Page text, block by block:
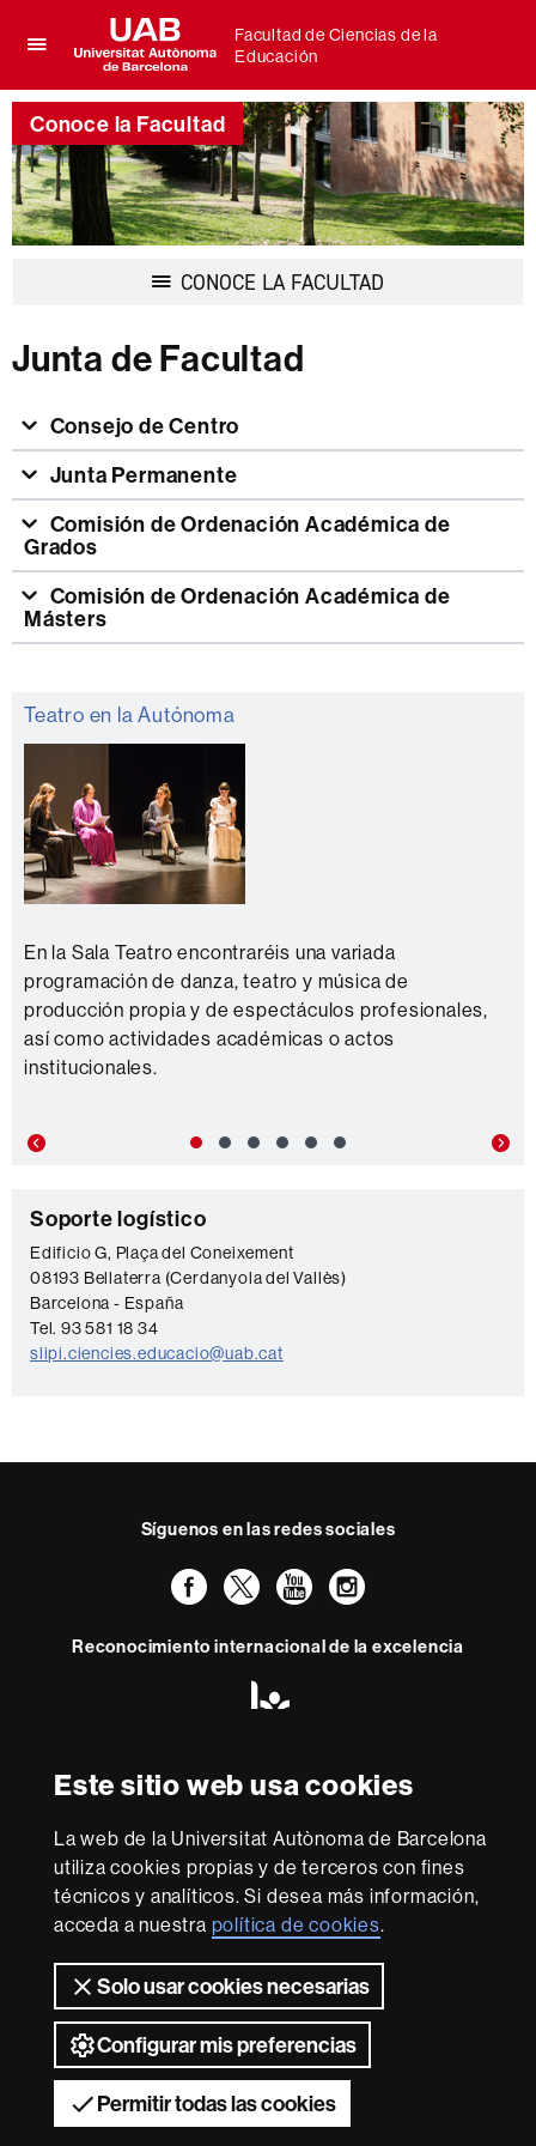
Este sitio web usa cookies
La web de la Universitat Autònoma de Barcelona
utiliza cookies propias y de terceros con fines
técnicos y analíticos. Si desea más información,
acceda a nuestra política de cookies.
Solo usar cookies necesarias
Configurar mis preferencias
Permitir todas las cookies
aquí
para
desplegar
el
menú
de
Facultad
Educación
Universitat
Autònoma
de
Barcelona
Facultad de Ciencias de la
Educación
Conoce la Facultad
CONOCE LA FACULTAD
Junta de Facultad
Consejo de Centro
Junta Permanente
Grados
Másters
Información
complementaria
Teatro en la Autónoma
En la Sala Teatro encontraréis una variada
programación de danza, teatro y música de
producción propia y de espectáculos profesionales,
así como actividades académicas o actos
institucionales.
C
o
n
t
a
o
Soporte logístico
Edificio G, Plaça del Coneixement
08193 Bellaterra (Cerdanyola del Vallès)
Barcelona - España
Tel. 93 581 18 34
slipi.ciencies.educacio@uab.cat
Síguenos en las redes sociales
Facebook
TwitterYouTube
Instagram
Reconocimiento internacional de la excelencia
-
Con la financiación de
Sobre
esta
web
web Accesibilidad web Mapa del web UAB
2026 Universitat Autònoma de Barcelona